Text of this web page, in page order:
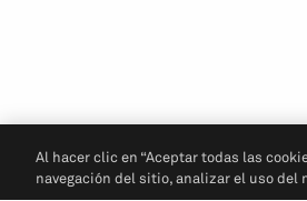
Al hacer clic en “Aceptar todas las
navegación del sitio, analizar el uso del